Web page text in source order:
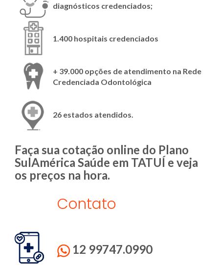
diagnósticos credenciados;
1.400 hospitais credenciados
+ 39.000 opções de atendimento na Rede
Credenciada Odontológica
26 estados atendidos.
Faça sua cotação online do Plano
SulAmérica Saúde em TATUÍ e veja
os preços na hora.
Contato
12 99747.0990